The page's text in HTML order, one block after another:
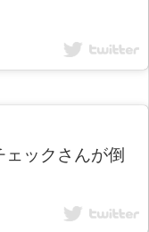
ックさんが倒